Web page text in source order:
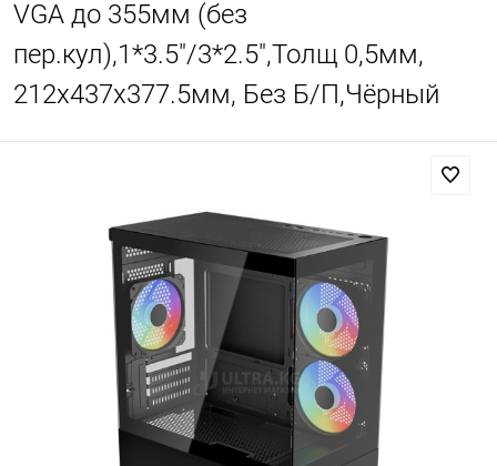
VGA до 355мм (без
пер.кул),1*3.5"/3*2.5",Толщ 0,5мм,
212x437x377.5мм, Без Б/П,Чёрный